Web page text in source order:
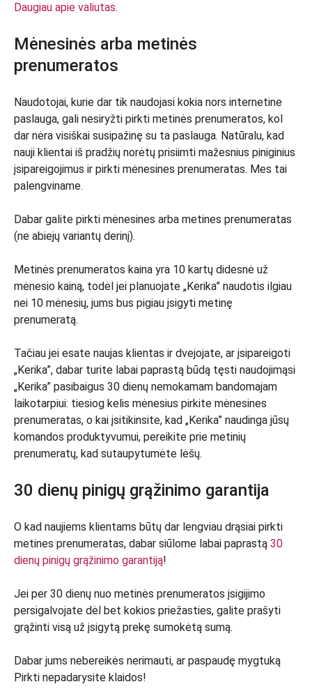
Daugiau apie valiutas.
Mėnesinės arba metinės
prenumeratos
Naudotojai, kurie dar tik naudojasi kokia nors internetine
paslauga, gali nesiryžti pirkti metinės prenumeratos, kol
dar nėra visiškai susipažinę su ta paslauga. Natūralu, kad
nauji klientai iš pradžių norėtų prisiimti mažesnius piniginius
įsipareigojimus ir pirkti mėnesines prenumeratas. Mes tai
palengviname.
Dabar galite pirkti mėnesines arba metines prenumeratas
(ne abiejų variantų derinį).
Metinės prenumeratos kaina yra 10 kartų didesnė už
mėnesio kainą, todėl jei planuojate „Kerika” naudotis ilgiau
nei 10 mėnesių, jums bus pigiau įsigyti metinę
prenumeratą.
Tačiau jei esate naujas klientas ir dvejojate, ar įsipareigoti
„Kerika”, dabar turite labai paprastą būdą tęsti naudojimąsi
„Kerika” pasibaigus 30 dienų nemokamam bandomajam
laikotarpiui: tiesiog kelis mėnesius pirkite mėnesines
prenumeratas, o kai įsitikinsite, kad „Kerika” naudinga jūsų
komandos produktyvumui, pereikite prie metinių
prenumeratų, kad sutaupytumėte lėšų.
30 dienų pinigų grąžinimo garantija
O kad naujiems klientams būtų dar lengviau drąsiai pirkti
metines prenumeratas, dabar siūlome labai paprastą 30
dienų pinigų grąžinimo garantiją!
Jei per 30 dienų nuo metinės prenumeratos įsigijimo
persigalvojate dėl bet kokios priežasties, galite prašyti
grąžinti visą už įsigytą prekę sumokėtą sumą.
Dabar jums nebereikės nerimauti, ar paspaudę mygtuką
Pirkti nepadarysite klaidos!